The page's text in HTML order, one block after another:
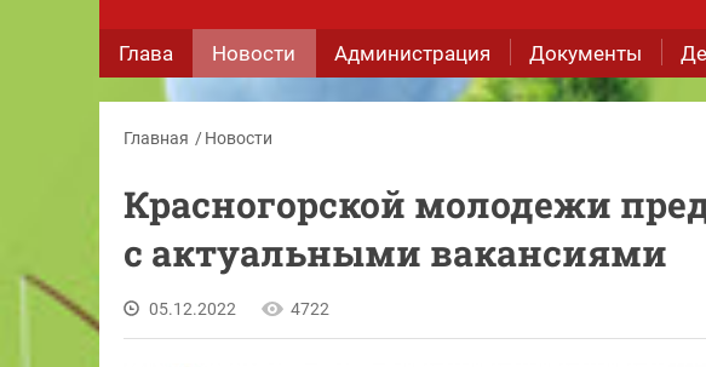
Глава Новости Администрация Документы
Главная Новости
Красногорской молодежи
с актуальными вакансиями
05.12.2022 4722